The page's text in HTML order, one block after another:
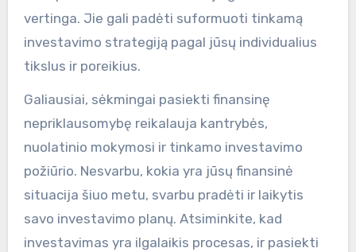
vertinga. Jie gali padėti suformuoti tinkamą
investavimo strategiją pagal jūsų individualius
tikslus ir poreikius.
Galiausiai, sėkmingai pasiekti finansinę
nepriklausomybę reikalauja kantrybės,
nuolatinio mokymosi ir tinkamo investavimo
požiūrio. Nesvarbu, kokia yra jūsų finansinė
situacija šiuo metu, svarbu pradėti ir laikytis
savo investavimo planų. Atsiminkite, kad
investavimas yra ilgalaikis procesas, ir pasiekti